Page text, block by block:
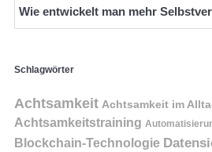
Wie entwickelt man mehr
Schlagwörter
Achtsamkeit Achtsamkeit im
Achtsamkeitstraining
Blockchain-Technologie